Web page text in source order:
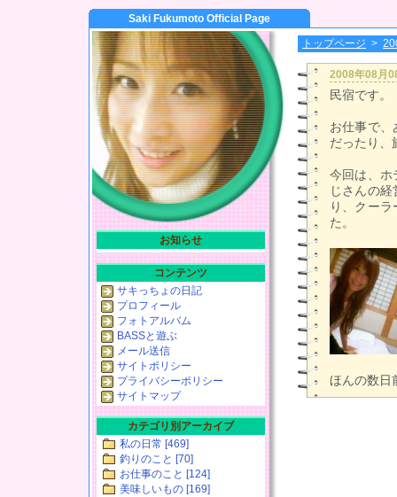
Saki Fukumoto Official Page
トップページ >
2008年08月
民宿です。
お仕事で、
だったり、
今回は、ホ
じさんの
り、クー
た。
ほんの数日
お知らせ
コンテンツ
サキっちょの日記
プロフィール
フォトアルバム
BASSと遊ぶ
メール送信
サイトポリシー
プライバシーポリシー
サイトマップ
カテゴリ別アーカイブ
私の日常 [469]
釣りのこと [70]
お仕事のこと [124]
美味しいもの [169]